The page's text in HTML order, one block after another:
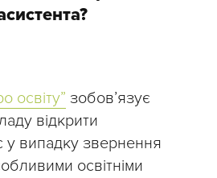
освіту” зобов’язує
відкрити
у випадку звернення
освітніми